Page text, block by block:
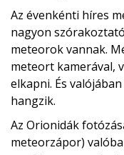
Az évenkénti híres
nagyon
meteorok vannak.
meteort kamerával,
elkapni. És
hangzik.
Az Orionidák
meteorzápor)